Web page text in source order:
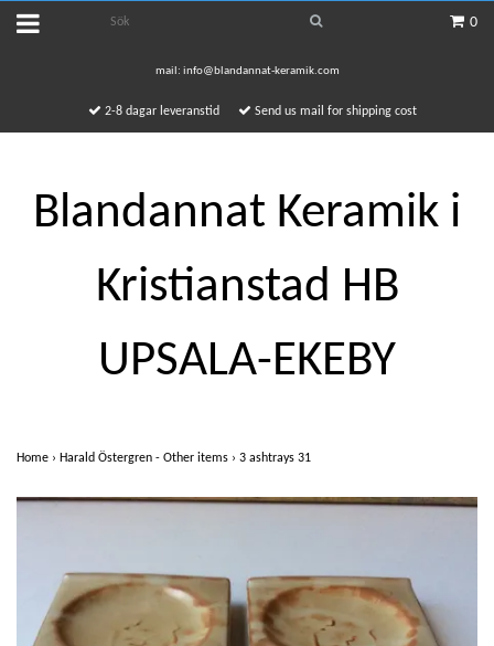
0
mail: info@blandannat-keramik.com
2-8 dagar leveranstid Send us mail for shipping cost
Blandannat Keramik i
Kristianstad HB
UPSALA-EKEBY
Home › Harald Östergren - Other items › 3 ashtrays 31